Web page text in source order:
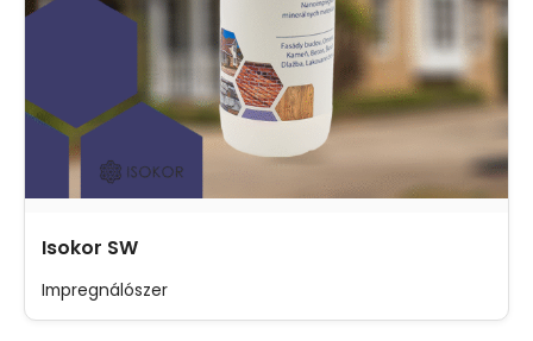
Isokor SW
Impregnálószer